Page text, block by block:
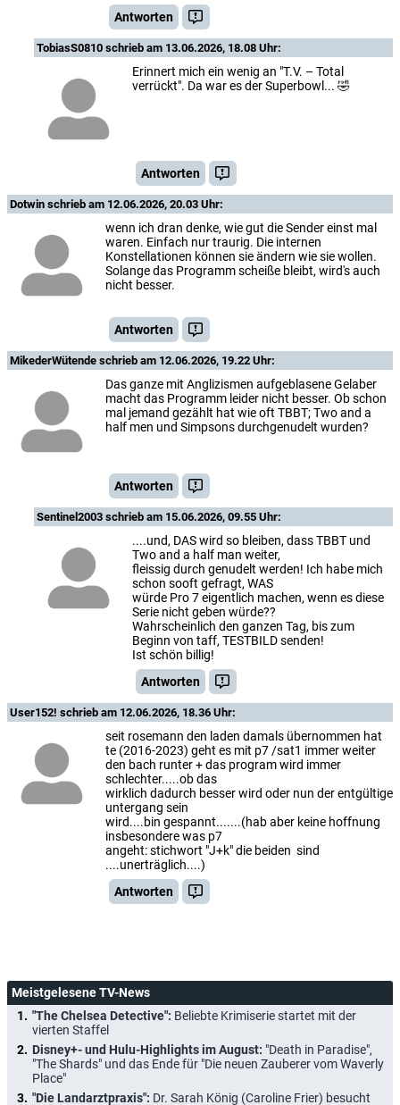
Antworten
TobiasS0810 schrieb am 13.06.2026, 18.08 Uhr:
Erinnert mich ein wenig an "T.V. – Total
verrückt". Da war es der Superbowl... 🤣
Antworten
Dotwin schrieb am 12.06.2026, 20.03 Uhr:
wenn ich dran denke, wie gut die Sender einst mal
waren. Einfach nur traurig. Die internen
Konstellationen können sie ändern wie sie wollen.
Solange das Programm scheiße bleibt, wird's auch
nicht besser.
Antworten
MikederWütende schrieb am 12.06.2026, 19.22 Uhr:
Das ganze mit Anglizismen aufgeblasene Gelaber
macht das Programm leider nicht besser. Ob schon
mal jemand gezählt hat wie oft TBBT; Two and a
half men und Simpsons durchgenudelt wurden?
Antworten
Sentinel2003 schrieb am 15.06.2026, 09.55 Uhr:
....und, DAS wird so bleiben, dass TBBT und
Two and a half man weiter,
fleissig durch genudelt werden! Ich habe mich
schon sooft gefragt, WAS
würde Pro 7 eigentlich machen, wenn es diese
Serie nicht geben würde??
Wahrscheinlich den ganzen Tag, bis zum
Beginn von taff, TESTBILD senden!
Ist schön billig!
Antworten
User152! schrieb am 12.06.2026, 18.36 Uhr:
seit rosemann den laden damals übernommen hat
te (2016-2023) geht es mit p7 /sat1 immer weiter
den bach runter + das program wird immer
schlechter.....ob das
wirklich dadurch besser wird oder nun der entgültige
untergang sein
wird....bin gespannt.......(hab aber keine hoffnung
insbesondere was p7
angeht: stichwort "J+k" die beiden sind
....unerträglich....)
Antworten
Meistgelesene TV-News
"The Chelsea Detective": Beliebte Krimiserie startet mit der
vierten Staffel
Disney+- und Hulu-Highlights im August: "Death in Paradise",
"The Shards" und das Ende für "Die neuen Zauberer vom Waverly
Place"
"Die Landarztpraxis": Dr. Sarah König (Caroline Frier) besucht